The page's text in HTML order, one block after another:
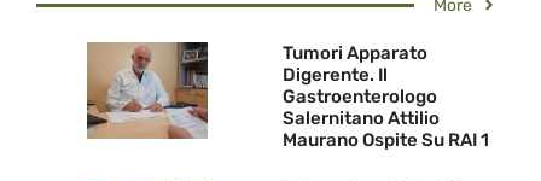
More
Tumori Apparato
Digerente. Il
Gastroenterologo
Salernitano Attilio
Maurano Ospite Su RAI 1